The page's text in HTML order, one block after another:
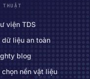
THUẬT
viện TDS
dữ liệu an toàn
blog
chọn nền vật liệu